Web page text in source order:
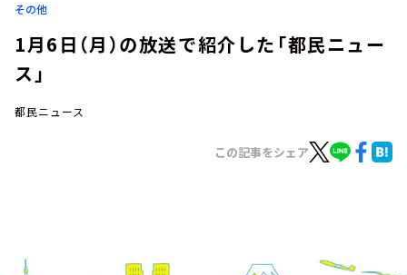
その他
1月6日（月）の放送で紹介した「都民ニュー
ス」
都民ニュース
この記事をシェア